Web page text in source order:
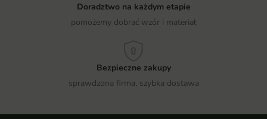
Doradztwo na każdym etapie
pomożemy dobrać wzór i materiał
Bezpieczne zakupy
sprawdzona firma, szybka dostawa